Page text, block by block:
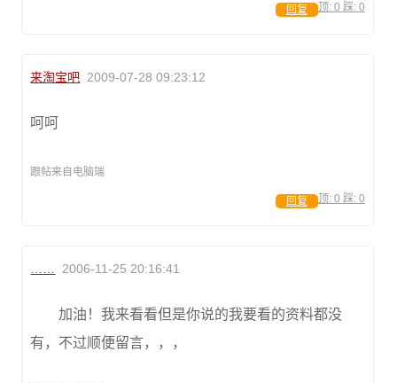
顶: 0 踩: 0
回复
来淘宝吧 2009-07-28 09:23:12
呵呵
跟帖来自电脑端
顶: 0 踩: 0
回复
2006-11-25 20:16:41
加油！我来看看但是你说的我要看的资料都没
有，不过顺便留言，，，